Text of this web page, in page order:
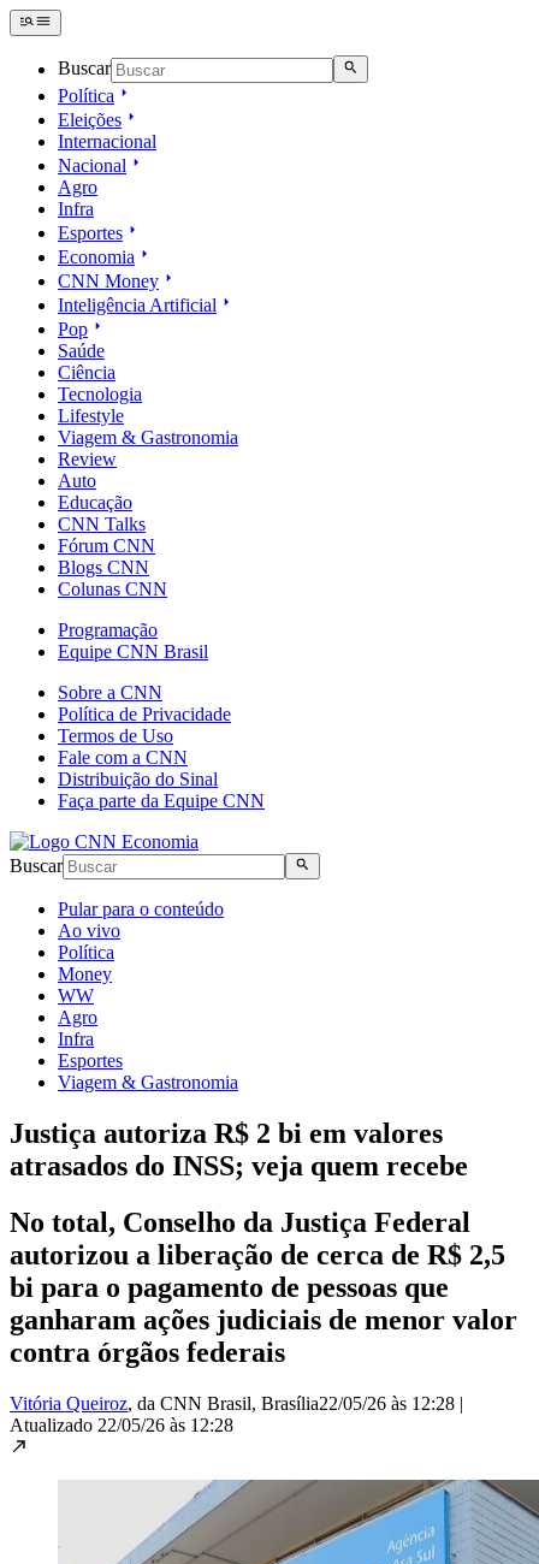
Buscar
Política
Eleições
Internacional
Nacional
Agro
Infra
Esportes
Economia
CNN Money
Inteligência Artificial
Pop
Saúde
Ciência
Tecnologia
Lifestyle
Viagem & Gastronomia
Review
Auto
Educação
CNN Talks
Fórum CNN
Blogs CNN
Colunas CNN
Programação
Equipe CNN Brasil
Sobre a CNN
Política de Privacidade
Termos de Uso
Fale com a CNN
Distribuição do Sinal
Faça parte da Equipe CNN
Buscar
Pular para o conteúdo
Ao vivo
Política
Money
WW
Agro
Infra
Esportes
Viagem & Gastronomia
Justiça autoriza R$ 2 bi em valores
atrasados do INSS; veja quem recebe
No total, Conselho da Justiça Federal
autorizou a liberação de cerca de R$ 2,5
bi para o pagamento de pessoas que
ganharam ações judiciais de menor valor
contra órgãos federais
Vitória Queiroz, da CNN Brasil, Brasília22/05/26 às 12:28 |
Atualizado 22/05/26 às 12:28